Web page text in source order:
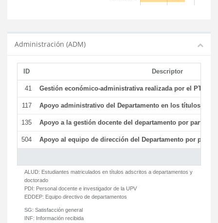
Administración (ADM)
ID Descriptor
41 Gestión económico-administrativa realizada por el PTGAS
117 Apoyo administrativo del Departamento en los títulos de
135 Apoyo a la gestión docente del departamento por parte
504 Apoyo al equipo de dirección del Departamento por parte
ALUD: Estudiantes matriculados en títulos adscritos a departamentos y
doctorado
PDI: Personal docente e investigador de la UPV
EDDEP: Equipo directivo de departamentos
SG: Satisfacción general
INF: Información recibida